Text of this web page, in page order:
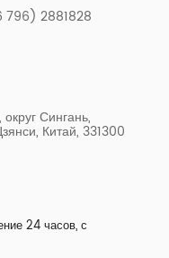
2881828
Сингань,
Китай, 331300
24 часов, с